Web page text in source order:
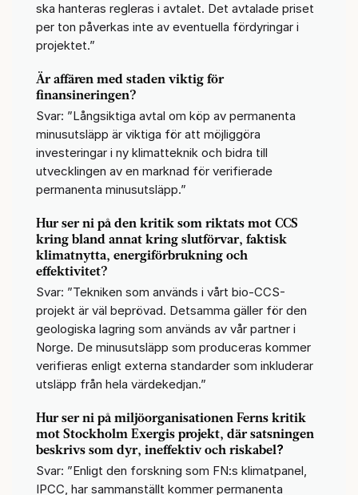
ska hanteras regleras i avtalet. Det avtalade priset
per ton påverkas inte av eventuella fördyringar i
projektet.”
Är affären med staden viktig för
finansineringen?
Svar: ”Långsiktiga avtal om köp av permanenta
minusutsläpp är viktiga för att möjliggöra
investeringar i ny klimatteknik och bidra till
utvecklingen av en marknad för verifierade
permanenta minusutsläpp.”
Hur ser ni på den kritik som riktats mot CCS
kring bland annat kring slutförvar, faktisk
klimatnytta, energiförbrukning och
effektivitet?
Svar: ”Tekniken som används i vårt bio-CCS-
projekt är väl beprövad. Detsamma gäller för den
geologiska lagring som används av vår partner i
Norge. De minusutsläpp som produceras kommer
verifieras enligt externa standarder som inkluderar
utsläpp från hela värdekedjan.”
Hur ser ni på miljöorganisationen Ferns kritik
mot Stockholm Exergis projekt, där satsningen
beskrivs som dyr, ineffektiv och riskabel?
Svar: ”Enligt den forskning som FN:s klimatpanel,
IPCC, har sammanställt kommer permanenta